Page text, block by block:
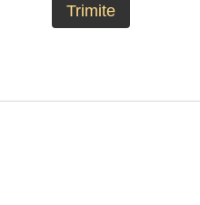
Trimite